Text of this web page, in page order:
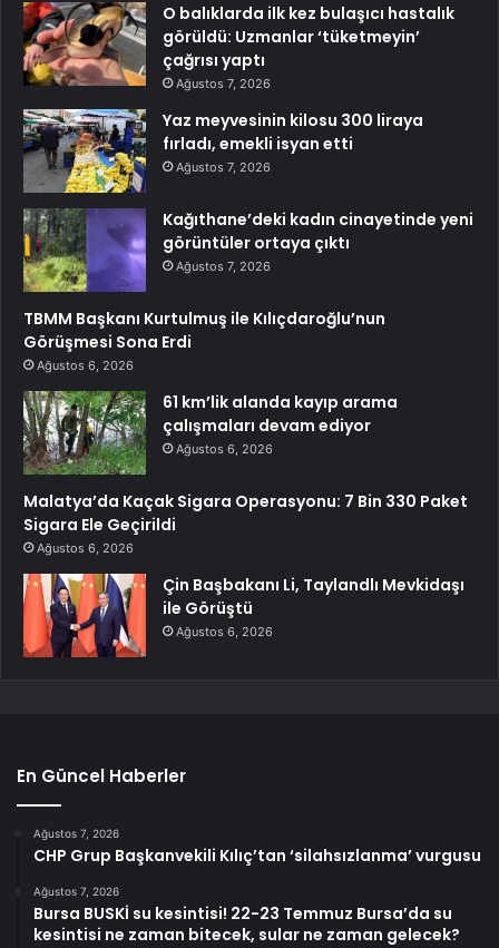
O balıklarda ilk kez bulaşıcı hastalık
görüldü: Uzmanlar ‘tüketmeyin’
çağrısı yaptı
Ağustos 7, 2026
Yaz meyvesinin kilosu 300 liraya
fırladı, emekli isyan etti
Ağustos 7, 2026
Kağıthane’deki kadın cinayetinde yeni
görüntüler ortaya çıktı
Ağustos 7, 2026
TBMM Başkanı Kurtulmuş ile Kılıçdaroğlu’nun
Görüşmesi Sona Erdi
Ağustos 6, 2026
61 km’lik alanda kayıp arama
çalışmaları devam ediyor
Ağustos 6, 2026
Malatya’da Kaçak Sigara Operasyonu: 7 Bin 330 Paket
Sigara Ele Geçirildi
Ağustos 6, 2026
Çin Başbakanı Li, Taylandlı Mevkidaşı
ile Görüştü
Ağustos 6, 2026
En Güncel Haberler
Ağustos 7, 2026
CHP Grup Başkanvekili Kılıç’tan ‘silahsızlanma’ vurgusu
Ağustos 7, 2026
Bursa BUSKİ su kesintisi! 22-23 Temmuz Bursa’da su
kesintisi ne zaman bitecek, sular ne zaman gelecek?